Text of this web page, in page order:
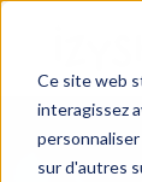
Ce site web
interagissez
sur d'autres